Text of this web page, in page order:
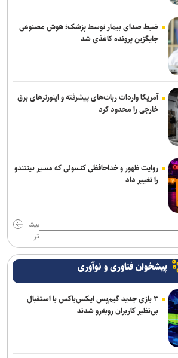
ضبط صدای بیمار توسط پزشک؛ هوش مصنوعی
جایگزین پرونده کاغذی شد
آمریکا واردات ربات‌های پیشرفته و اینورترهای برق
خارجی را محدود کرد
روایت ظهور و خداحافظی کنسولی که مسیر نینتندو
را تغییر داد
بیش
تر
پیشخوان فناوری و نوآوری
۳ بازی جدید گیم‌پس ایکس‌باکس با استقبال
بی‌نظیر کاربران روبه‌رو شدند